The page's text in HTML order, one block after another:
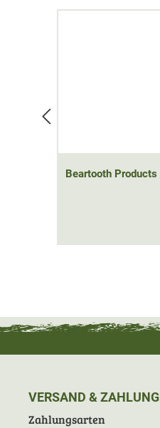
Beartooth Products
VERSAND & ZAHLUNG
Zahlungsarten